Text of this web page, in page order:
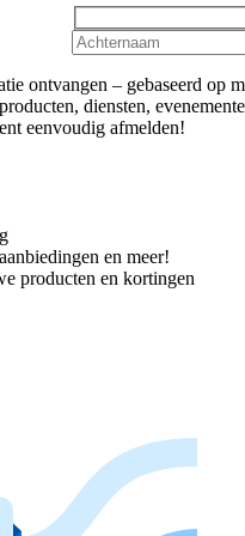
ontvangen – gebaseerd op
diensten,
eenvoudig afmelden!
en meer!
producten en kortingen